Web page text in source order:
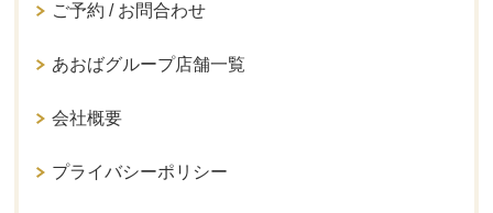
ご予約 / お問合わせ
あおばグループ店舗一覧
会社概要
プライバシーポリシー